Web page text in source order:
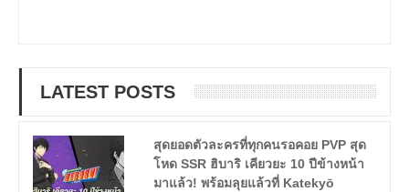
LATEST POSTS
สุดยอดตัวละครที่ทุกคนรอคอย PVP สุด
โหด SSR ฮิบาริ เคียวยะ 10 ปีข้างหน้า
มาแล้ว! พร้อมลุยแล้วที่ Katekyō